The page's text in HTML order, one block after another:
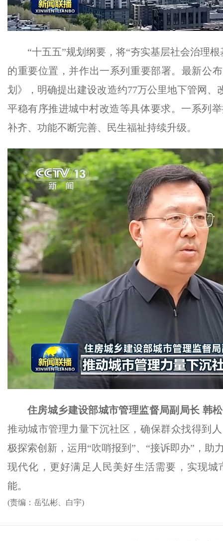
“十五五”规划纲要，将“夯实基层社会治理
的重要位置，并作出一系列重要部署。最新公
划》，明确提出建设改造约77万公里地下管网、
平稳有序推进城中村改造等具体要求。一系列
补齐、功能不断完善、民生福祉持续升级。
住房城乡建设部城市管理监督局副局长 韩
推动城市管理力量下沉社区，确保群众找得到
极探索创新，运用“吹哨报到”、“接诉即办”，助
现代化，更好满足人民美好生活需要，实现城
能。
(责编：岳弘彬、白宇)